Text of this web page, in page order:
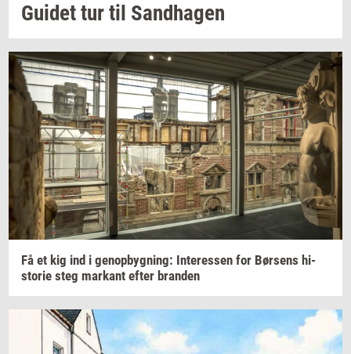
Gu­i­dettur til Sand­ha­gen
Få et kig ind i genop­byg­ning: In­ter­es­sen for Bør­sens hi­
sto­rie steg mar­kant efter bran­den